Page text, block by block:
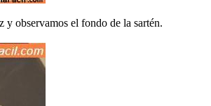
y observamos el fondo de la sartén.